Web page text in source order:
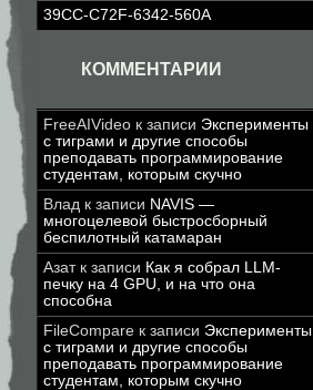
39CC-C72F-6342-560A
КОММЕНТАРИИ
FreeAIVideo к записи Эксперименты
с тиграми и другие способы
преподавать программирование
студентам, которым скучно
Влад к записи NAVIS —
многоцелевой быстросборный
беспилотный катамаран
Азатк записи Как я собрал LLM-
печку на 4 GPU, и на что она
способна
FileCompare к записи Эксперименты
с тиграми и другие способы
преподавать программирование
студентам, которым скучно